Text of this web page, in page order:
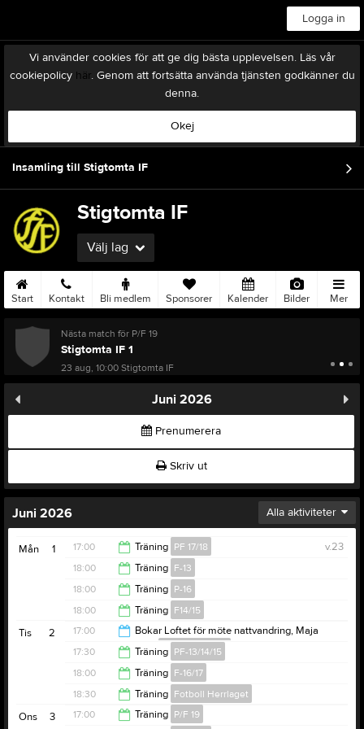
Logga in
Vi använder cookies för att ge dig bästa upplevelsen. Läs vår
cookiepolicy här. Genom att fortsätta använda tjänsten godkänner du
denna.
Okej
Insamling till Stigtomta IF
Stigtomta IF
Välj lag
Start Kontakt Bli medlem Sponsorer Kalender Bilder Mer
Nästa match för P/F 19
Stigtomta IF 1
23 aug, 10:00Stigtomta IF
Juni 2026
Prenumerera
Skriv ut
Juni 2026 Alla aktiviteter
1
Mån v.23
17:00 Träning PF 17/18
18:00
18:00 Träning F-13
19:30
18:00 Träning P-16
19:30
18:00 Träning F14/15
19:30
2
Tis 17:00
Bokar Loftet för möte nattvandring, Maja
Ulriksson Ledare/Tränare
19:30
17:30 Träning PF-13/14/15
19:00
18:00 Träning F-16/17
19:15
18:30 Träning Fotboll Herrlaget
3
Ons 17:00 Träning P/F 19